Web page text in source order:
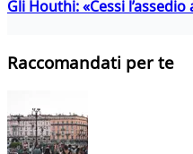
Gli Houthi: «Cessi
Raccomandati per te